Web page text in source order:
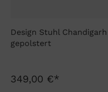
Design Stuhl Chandigarh
gepolstert
349,00 €*